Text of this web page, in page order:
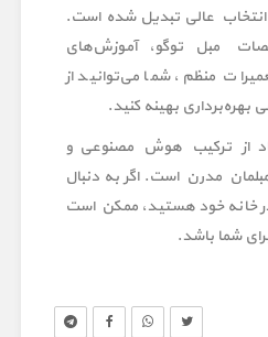
عالی تبدیل شده است.
مبل توگو، آموزش‌های
منظم، شما می‌توانید از
بهینه کنید.
از ترکیب هوش مصنوعی و
مدرن است. اگر به دنبال
خانه خود هستید، ممکن است
شما باشد.